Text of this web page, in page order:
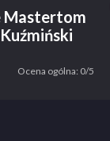
Mastertom
Ocena ogólna: 0/5